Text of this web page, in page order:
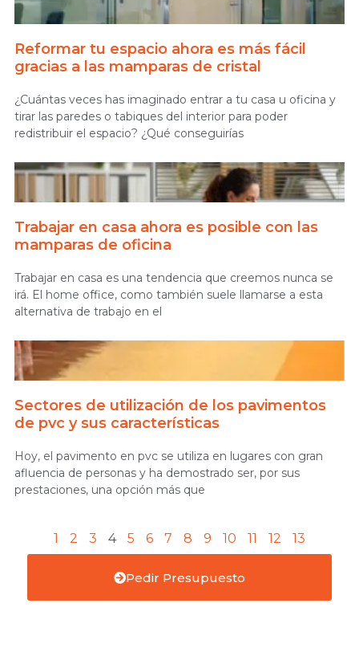
Reformar tu espacio ahora es más fácil
gracias a las mamparas de cristal
¿Cuántas veces has imaginado entrar a tu casa u oficina y
tirar las paredes o tabiques del interior para poder
redistribuir el espacio? ¿Qué conseguirías
Trabajar en casa ahora es posible con las
mamparas de oficina
Trabajar en casa es una tendencia que creemos nunca se
irá. El home office, como también suele llamarse a esta
alternativa de trabajo en el
Sectores de utilización de los pavimentos
de pvc y sus características
Hoy, el pavimento en pvc se utiliza en lugares con gran
afluencia de personas y ha demostrado ser, por sus
prestaciones, una opción más que
1 2 3 4 5 6 7 8 9 10 11 12 13
Pedir Presupuesto